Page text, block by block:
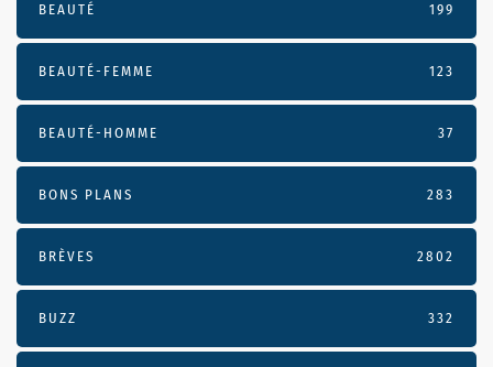
BEAUTÉ 199
BEAUTÉ-FEMME 123
BEAUTÉ-HOMME 37
BONS PLANS 283
BRÈVES 2802
BUZZ 332